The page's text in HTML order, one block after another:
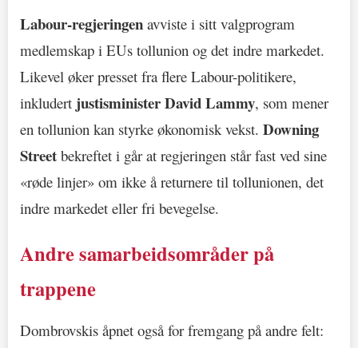
Labour-regjeringen avviste i sitt valgprogram
medlemskap i EUs tollunion og det indre markedet.
Likevel øker presset fra flere Labour-politikere,
inkludert justisminister David Lammy, som mener
en tollunion kan styrke økonomisk vekst. Downing
Street bekreftet i går at regjeringen står fast ved sine
«røde linjer» om ikke å returnere til tollunionen, det
indre markedet eller fri bevegelse.
Andre samarbeidsområder på
trappene
Dombrovskis åpnet også for fremgang på andre felt: